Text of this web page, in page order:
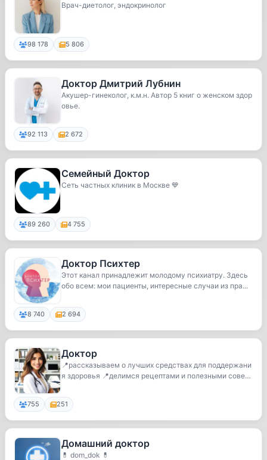
Врач-диетолог, эндокринолог
98 178 5 806
Доктор Дмитрий Лубнин
Акушер-гинеколог, к.м.н. Автор 5 книг о женском здор
овье.
92 113 2 672
Семейный Доктор
Сеть частных клиник в Москве 💙
89 260 4 755
Доктор Психтер
Этот канал принадлежит молодому психиатру. Здесь
обо всем: мои пациенты, интересные случаи из пра...
8 740 2 694
Доктор
📍рассказываем о лучших средствах для поддержани
я здоровья 📍делимся рецептами и полезными совета
755 251
Домашний доктор
💊 dom_dok 💊